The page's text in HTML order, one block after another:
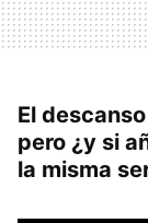
El
pero ¿y si
la misma